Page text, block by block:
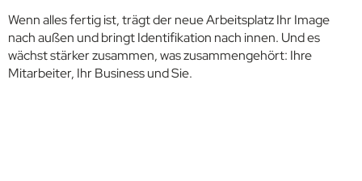
Wenn alles fertig ist, trägt der neue Arbeitsplatz Ihr Image
nach außen und bringt Identifikation nach innen. Und es
wächst stärker zusammen, was zusammengehört: Ihre
Mitarbeiter, Ihr Business und Sie.